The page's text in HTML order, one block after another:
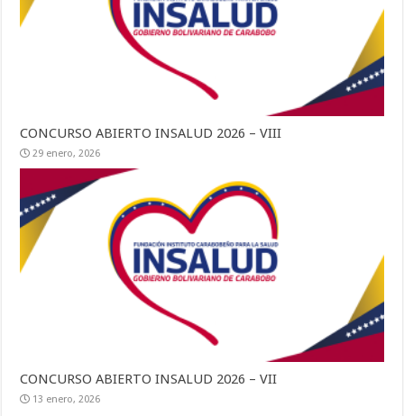
CONCURSO ABIERTO INSALUD 2026 – VIII
29 enero, 2026
CONCURSO ABIERTO INSALUD 2026 – VII
13 enero, 2026